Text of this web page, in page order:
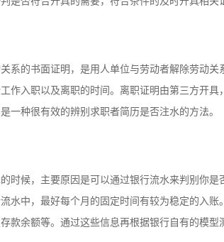
系的书面证明，是用人单位与劳动者解除劳动
作入职以及离职的时间。离职证明由第三方开
一种很有效的辨别求职者简历是否注水的方法。
时候，主要原因是可以通过银行流水来判别你
水中，最好每个月的固定时间有较为稳定的入
款余额等。通过这些信息再根据银行自有的模